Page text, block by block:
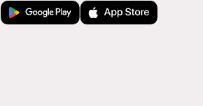
Jetzt bei Google PlayLaden im App Store